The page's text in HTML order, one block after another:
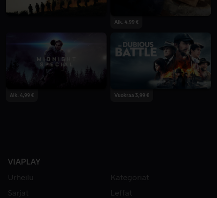
Alk. 4,99 €
Alk. 4,99 € Vuokraa 3,99 €
VIAPLAY
Urheilu
Kategoriat
Sarjat
Leffat